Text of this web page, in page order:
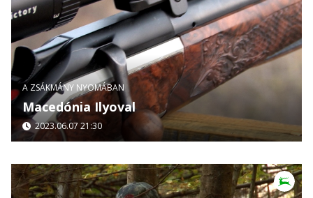
A ZSÁKMÁNY NYOMÁBAN
Macedónia Ilyoval
2023.06.07 21:30